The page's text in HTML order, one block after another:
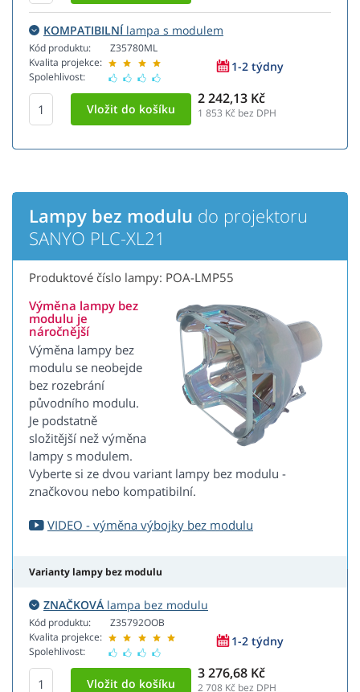
KOMPATIBILNÍlampa s modulem
Kód produktu:
Kvalita projekce:
Spolehlivost:
Z35780ML
1-2 týdny
2 242,13 Kč
1 853 Kč bez DPH
Lampy bez modulu do projektoru
SANYO PLC-XL21
Produktové číslo lampy: POA-LMP55
Výměna lampy bez
modulu je
náročnější
Výměna lampy bez
modulu se neobejde
bez rozebrání
původního modulu.
Je podstatně
složitější než výměna
lampy s modulem.
Vyberte si ze dvou variant lampy bez modulu -
značkovou nebo kompatibilní.
VIDEO - výměna výbojky bez modulu
Varianty lampy bez modulu
ZNAČKOVÁ lampa bez modulu
Kód produktu:
Kvalita projekce:
Spolehlivost:
Z35792OOB
1-2 týdny
3 276,68 Kč
2 708 Kč bez DPH